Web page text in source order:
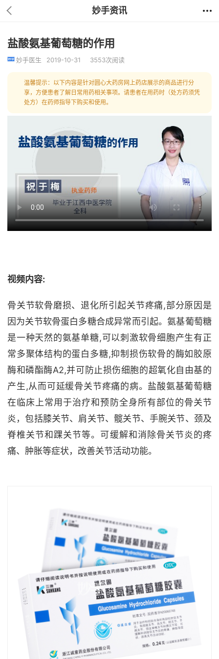
妙手资讯
盐酸氨基葡萄糖的作用
妙手医生 2019-10-31 3553次阅读
温馨提示：以下内容是针对圆心大药房网上药店展示的商品进行分
享，方便患者了解日常用药相关事项。请患者在用药时（处方药须凭
处方）在药师指导下购买和使用。
视频内容:
骨关节软骨磨损、退化所引起关节疼痛,部分原因是
因为关节软骨蛋白多糖合成异常而引起。氨基葡萄糖
是一种天然的氨基单糖,可以刺激软骨细胞产生有正
常多聚体结构的蛋白多糖,抑制损伤软骨的酶如胶原
酶和磷酯酶A2,并可防止损伤细胞的超氧化自由基的
产生,从而可延缓骨关节疼痛的病。盐酸氨基葡萄糖
在临床上常用于治疗和预防全身所有部位的骨关节
炎，包括膝关节、肩关节、髋关节、手腕关节、颈及
脊椎关节和踝关节等。可缓解和消除骨关节炎的疼
痛、肿胀等症状，改善关节活动功能。